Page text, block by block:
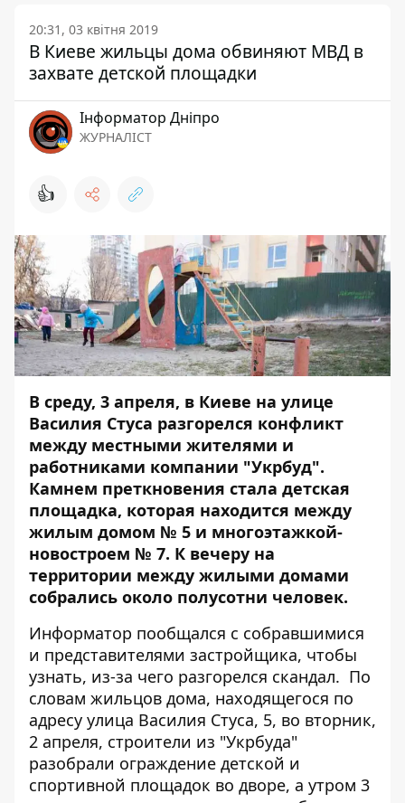
20:31, 03 квітня 2019
В Киеве жильцы дома обвиняют МВД в
захвате детской площадки
Інформатор Дніпро
ЖУРНАЛІСТ
👍
В среду, 3 апреля, в Киеве на улице
Василия Стуса разгорелся конфликт
между местными жителями и
работниками компании "Укрбуд".
Камнем преткновения стала детская
площадка, которая находится между
жилым домом № 5 и многоэтажкой-
новостроем № 7. К вечеру на
территории между жилыми домами
собрались около полусотни человек.
Информатор пообщался с собравшимися
и представителями застройщика, чтобы
узнать, из-за чего разгорелся скандал. По
словам жильцов дома, находящегося по
адресу улица Василия Стуса, 5, во вторник,
2 апреля, строители из "Укрбуда"
разобрали ограждение детской и
спортивной площадок во дворе, а утром 3